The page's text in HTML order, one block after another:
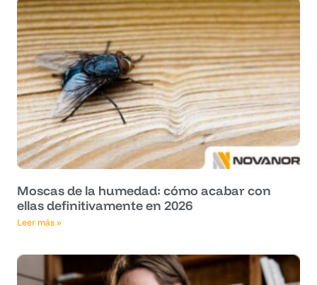
Moscas de la humedad: cómo acabar con
ellas definitivamente en 2026
Leer más »